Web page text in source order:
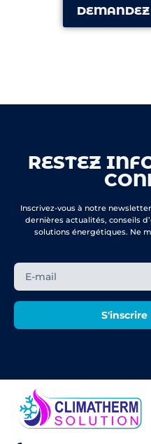
RESTEZ
Inscrivez-vous à notre
dernières actualités, conseils
solutions énergétiques. Ne